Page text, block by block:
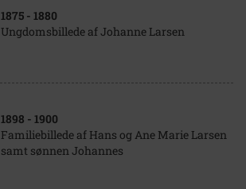
1875 - 1880
Ungdomsbillede af Johanne Larsen
1898 - 1900
Familiebillede af Hans og Ane Marie Larsen
samt sønnen Johannes